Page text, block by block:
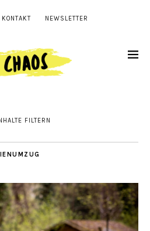
KONTAKT NEWSLETTER
INHALTE FILTERN